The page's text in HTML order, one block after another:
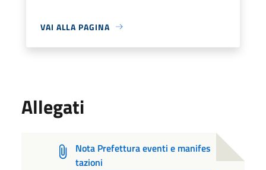
VAI ALLA PAGINA
Allegati
Nota Prefettura eventi e manifes
tazioni